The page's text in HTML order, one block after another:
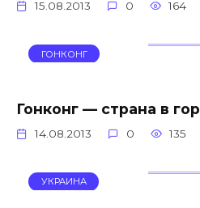
15.08.2013 0 164
ГОНКОНГ
Гонконг — страна в
14.08.2013 0 135
УКРАИНА